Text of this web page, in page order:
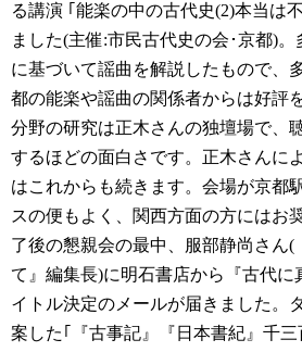
る講演 ｢能楽の中の古代史(2)本当は
ました(主催:市民古代史の会･京都)
に基づいて謡曲を解説したもので、
都の能楽や謡曲の関係者からは好評
分野の研究は正木さんの独壇場で、
するほどの面白さです。正木さんに
はこれからも続きます。会場が京都
スの便もよく、関西方面の方にはお
了後の懇親会の最中、服部静尚さん(
て』編集長)に明石書店から『古代に
イトル決定のメールが届きました。
案した｢『古事記』『日本書紀』千